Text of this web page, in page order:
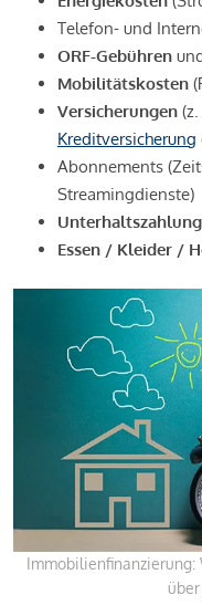
Telefon- und
ORF-Gebühren
Mobilitätskosten
Versicherungen
Kreditversicherung
Abonnements
Streamingdienste)
Essen / Kleider /